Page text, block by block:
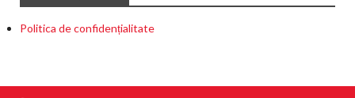
Politica de confidențialitate